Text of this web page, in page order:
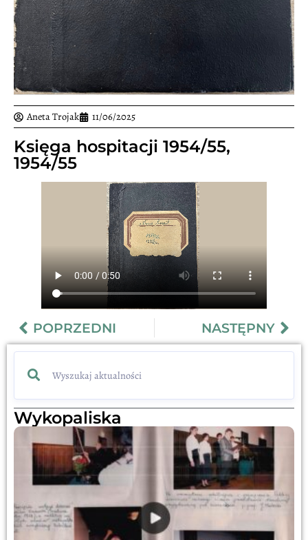
Aneta Trojak 11/06/2025
Księga hospitacji 1954/55,
1954/55
POPRZEDNI NASTĘPNY
Wykopaliska